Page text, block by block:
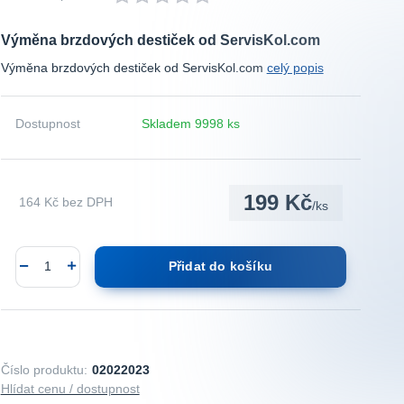
Výměna brzdových destiček od ServisKol.com
Výměna brzdových destiček od ServisKol.com celý popis
Dostupnost Skladem 9998 ks
199 Kč/ks
164 Kč bez DPH
Přidat do košíku
Číslo produktu: 02022023
Hlídat cenu / dostupnost